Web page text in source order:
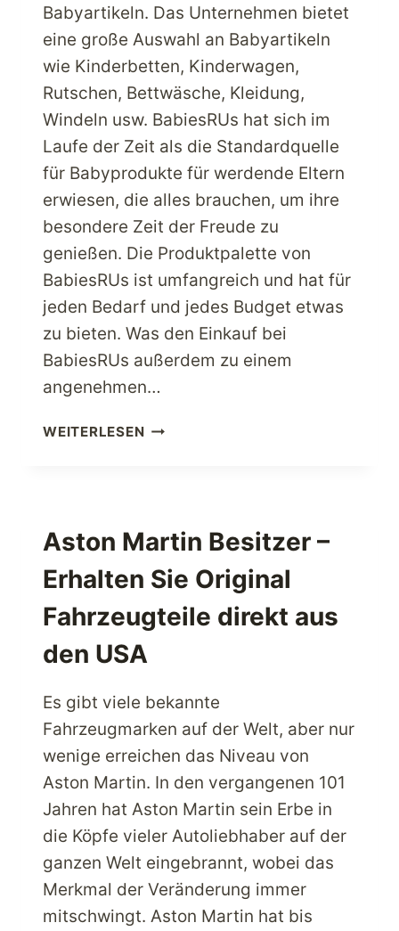
Babyartikeln. Das Unternehmen bietet
eine große Auswahl an Babyartikeln
wie Kinderbetten, Kinderwagen,
Rutschen, Bettwäsche, Kleidung,
Windeln usw. BabiesRUs hat sich im
Laufe der Zeit als die Standardquelle
für Babyprodukte für werdende Eltern
erwiesen, die alles brauchen, um ihre
besondere Zeit der Freude zu
genießen. Die Produktpalette von
BabiesRUs ist umfangreich und hat für
jeden Bedarf und jedes Budget etwas
zu bieten. Was den Einkauf bei
BabiesRUs außerdem zu einem
angenehmen…
WEITERLESENVERWÖHNEN
DEN
BESTEN
BABIESRUS
Aston Martin Besitzer –
Erhalten Sie Original
Fahrzeugteile direkt aus
den USA
Es gibt viele bekannte
Fahrzeugmarken auf der Welt, aber nur
wenige erreichen das Niveau von
Aston Martin. In den vergangenen 101
Jahren hat Aston Martin sein Erbe in
die Köpfe vieler Autoliebhaber auf der
ganzen Welt eingebrannt, wobei das
Merkmal der Veränderung immer
mitschwingt. Aston Martin hat bis